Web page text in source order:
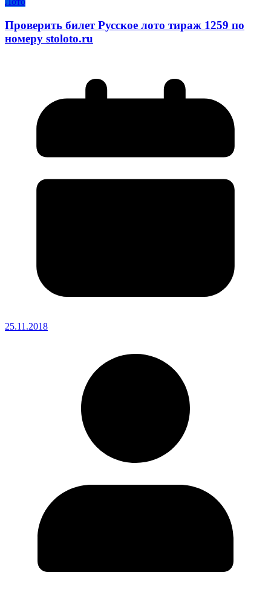
Проверить билет Русское лото тираж 1259 по
номеру stoloto.ru
25.11.2018